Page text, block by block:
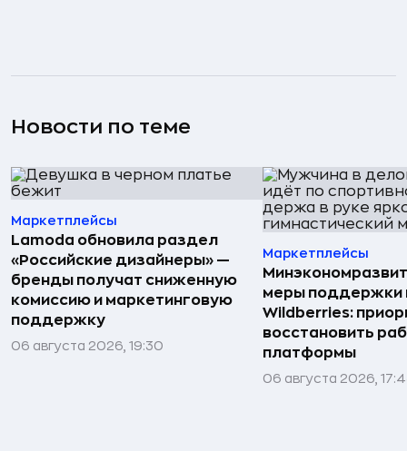
Новости по теме
Маркетплейсы
Lamoda обновила раздел
«Российские дизайнеры» —
бренды получат сниженную
комиссию и маркетинговую
поддержку
06 августа 2026, 19:30
Маркетплейсы
меры поддержки
Wildberries:
восстановить
платформы
06 августа 2026,